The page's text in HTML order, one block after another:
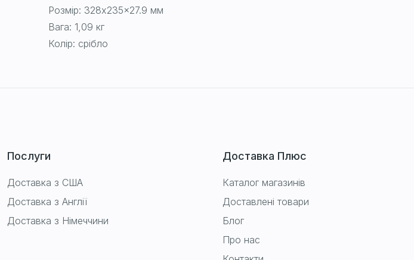
Розмір: 328x235x27.9 мм
Вага: 1,09 кг
Колір: срібло
Послуги
Доставка з США
Доставка з Англії
Доставка з Німеччини
Доставка Плюс
Каталог магазинів
Доставлені товари
Блог
Про нас